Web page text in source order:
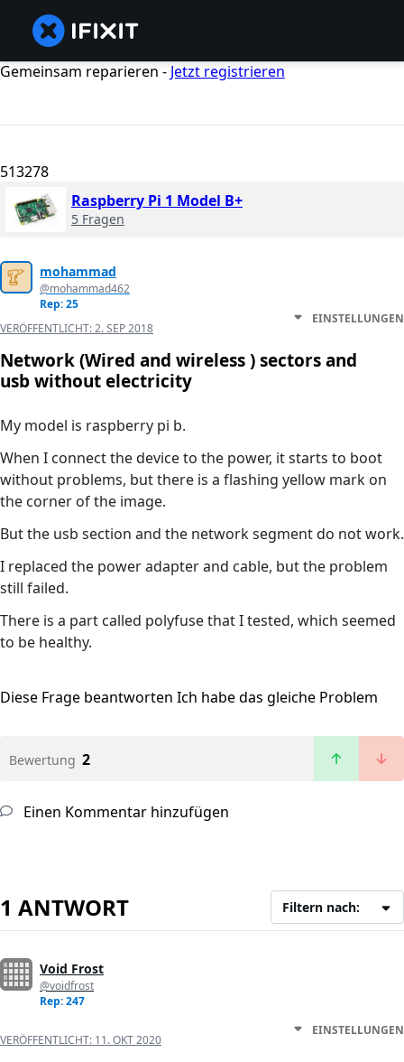
Gemeinsam reparieren - Jetzt registrieren
513278
Raspberry Pi 1 Model B+
5 Fragen
mohammad
@mohammad462
Rep: 25
VERÖFFENTLICHT:2. SEP 2018
EINSTELLUNGEN
Network (Wired and wireless ) sectors and
usb without electricity
My model is raspberry pi b.
When I connect the device to the power, it starts to boot
without problems, but there is a flashing yellow mark on
the corner of the image.
But the usb section and the network segment do not work.
I replaced the power adapter and cable, but the problem
still failed.
There is a part called polyfuse that I tested, which seemed
to be healthy.
Diese Frage beantworten Ich habe das gleiche Problem
Bewertung 2
Einen Kommentar hinzufügen
1 ANTWORT Filtern nach:
Void Frost
@voidfrost
Rep: 247
VERÖFFENTLICHT: 11. OKT 2020
EINSTELLUNGEN